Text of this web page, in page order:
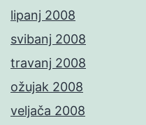
lipanj 2008
svibanj 2008
travanj 2008
ožujak 2008
veljača 2008